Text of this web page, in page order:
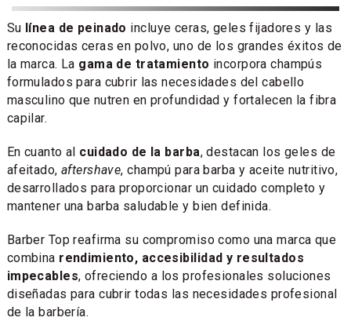
Su línea de peinado incluye ceras, geles fijadores y las
reconocidas ceras en polvo, uno de los grandes éxitos de
la marca. La gama de tratamiento incorpora champús
formulados para cubrir las necesidades del cabello
masculino que nutren en profundidad y fortalecen la fibra
capilar.
En cuanto al cuidado de la barba, destacan los geles de
afeitado, aftershave, champú para barba y aceite nutritivo,
desarrollados para proporcionar un cuidado completo y
mantener una barba saludable y bien definida.
Barber Top reafirma su compromiso como una marca que
combina rendimiento, accesibilidad y resultados
impecables, ofreciendo a los profesionales soluciones
diseñadas para cubrir todas las necesidades profesional
de la barbería.